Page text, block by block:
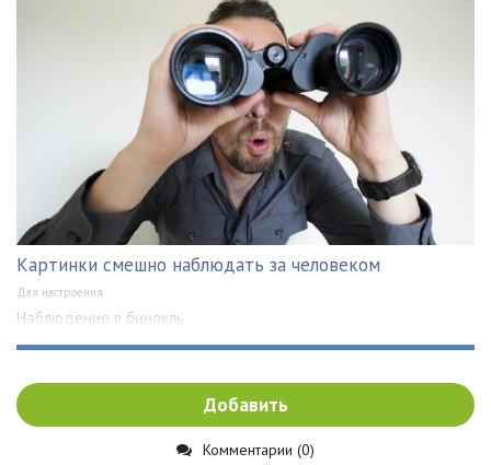
Картинки смешно наблюдать за человеком
Для настроения
Наблюдение в бинокль
Добавить
Комментарии (0)